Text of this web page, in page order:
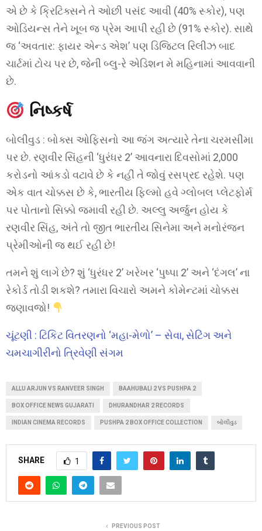
એ છે કે ક્રિટિક્સને તે ઓછી પસંદ આવી (40% સ્કોર), પણ
ઓડિયન્સ તેને ખૂબ જ પ્રેમ આપી રહી છે (91% સ્કોર). સાથે
જ ‘અવતાર: ફાયર એન્ડ એશ’ પણ ડિજિટલ રિલીઝ બાદ
ચાર્ટમાં ટોચ પર છે, જેની બ્લુ-રે એડિશન મે મહિનામાં આવવાની
છે.
નિષ્કર્ષ
બોલીવુડ : બોક્સ ઓફિસનો આ જંગ અત્યારે તેના ચરમસીમા
પર છે. રણવીર સિંહની ‘ધુરંધર 2’ આવનારા દિવસોમાં 2,000
કરોડનો આંકડો વટાવે છે કે નહીં તે જોવું રસપ્રદ રહેશે. પણ
એક વાત ચોક્કસ છે કે, ભારતીય ફિલ્મો હવે ગ્લોબલ પ્લેટફોર્મ
પર પોતાનો સિક્કો જમાવી રહી છે. અલ્લુ અર્જુન હોય કે
રણવીર સિંહ, અંતે તો જીત ભારતીય સિનેમા અને મનોરંજન
પ્રેમીઓની જ થઈ રહી છે!
તમને શું લાગે છે? શું ‘ધુરંધર 2’ ખરેખર ‘પુષ્પા 2’ અને ‘દંગલ’ ના
રેકોર્ડ તોડી શકશે? તમારા વિચારો અમને કોમેન્ટમાં ચોક્કસ
જણાવજો!
ચૂંટણી : ટિકિટ વિતરણનો ‘મહા-મેળો’ – સેવા, સેટિંગ અને
ચમચાગીરીનો ત્રિવેણી સંગમ
ALLU ARJUN VS RANVEER SINGH BAAHUBALI 2 VS PUSHPA 2
BOX OFFICE NEWS GUJARATI DHURANDHAR 2 RECORDS
INDIAN CINEMA RECORDS PUSHPA 2 BOX OFFICE COLLECTION બોલીવુડ
SHARE 1
PREVIOUS POST